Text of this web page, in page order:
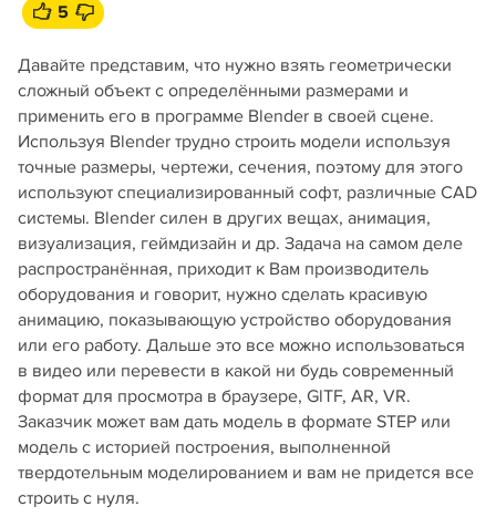
5
Давайте представим, что нужно взять геометрически
сложный объект с определёнными размерами и
применить его в программе Blender в своей сцене.
Используя Blender трудно строить модели используя
точные размеры, чертежи, сечения, поэтому для этого
используют специализированный софт, различные CAD
системы. Blender силен в других вещах, анимация,
визуализация, геймдизайн и др. Задача на самом деле
распространённая, приходит к Вам производитель
оборудования и говорит, нужно сделать красивую
анимацию, показывающую устройство оборудования
или его работу. Дальше это все можно использоваться
в видео или перевести в какой ни будь современный
формат для просмотра в браузере, GlTF, AR, VR.
Заказчик может вам дать модель в формате STEP или
модель с историей построения, выполненной
твердотельным моделированием и вам не придется все
строить с нуля.